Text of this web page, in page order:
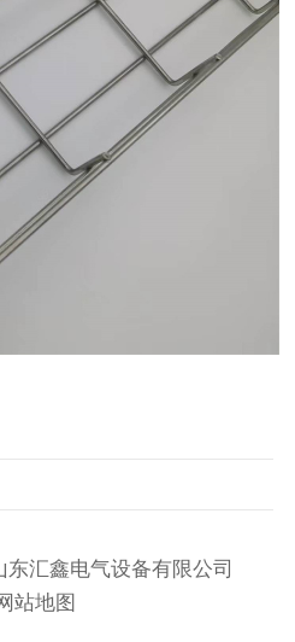
汇鑫电气设备有限公司
站地图